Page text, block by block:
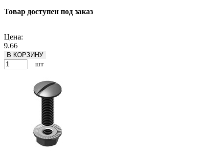
Товар доступен под заказ
Цена:
9.66
В КОРЗИНУ
шт